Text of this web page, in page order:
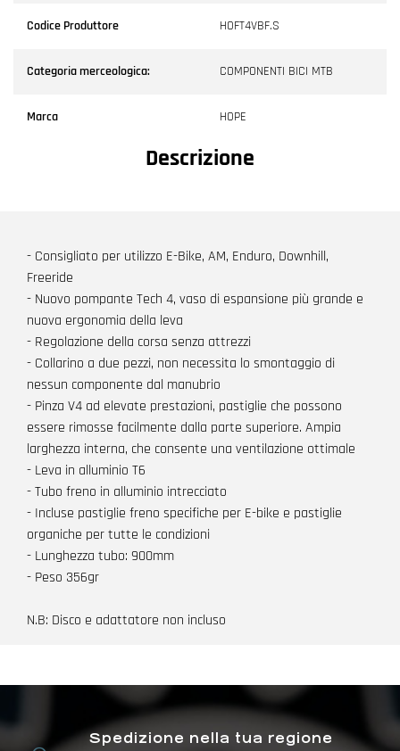
Codice Produttore HOFT4VBF.S
Categoria merceologica: COMPONENTI BICI MTB
Marca HOPE
Descrizione
- Consigliato per utilizzo E-Bike, AM, Enduro, Downhill,
Freeride
- Nuovo pompante Tech 4, vaso di espansione più grande e
nuova ergonomia della leva
- Regolazione della corsa senza attrezzi
- Collarino a due pezzi, non necessita lo smontaggio di
nessun componente dal manubrio
- Pinza V4 ad elevate prestazioni, pastiglie che possono
essere rimosse facilmente dalla parte superiore. Ampia
larghezza interna, che consente una ventilazione ottimale
- Leva in alluminio T6
- Tubo freno in alluminio intrecciato
- Incluse pastiglie freno specifiche per E-bike e pastiglie
organiche per tutte le condizioni
- Lunghezza tubo: 900mm
- Peso 356gr
N.B: Disco e adattatore non incluso
Spedizione nella tua regione